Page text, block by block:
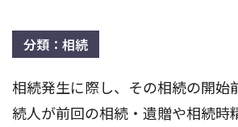
分類：相続
相続発生に際し、その相続の開始
続人が前回の相続・遺贈や相続時